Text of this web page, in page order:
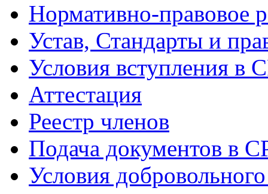
Нормативно-правовое
Устав, Стандарты и
Условия вступления в
Аттестация
Реестр членов
Подача документов в
Условия